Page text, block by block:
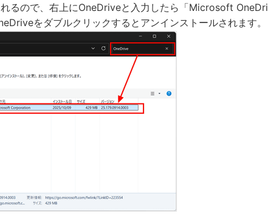
るので、右上にOneDriveと入力したら「Microsoft OneDri
をダブルクリックするとアンインストールされます。